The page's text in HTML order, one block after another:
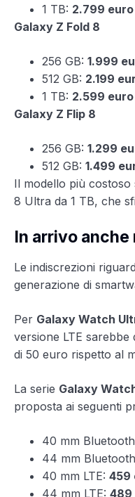
1 TB: 2.799 euro
Galaxy Z Fold 8
256 GB: 1.999
512 GB: 2.199
1 TB: 2.599 euro
Galaxy Z Flip 8
256 GB: 1.299
512 GB: 1.499
Il modello più costoso
8 Ultra da 1 TB, che
In arrivo
Le indiscrezioni
generazione di
Per Galaxy Watch
versione LTE sarebbe
di 50 euro rispetto al
La serie Galaxy
proposta ai seguenti
40 mm
44 mm
40 mm LTE: 459
44 mm LTE: 489